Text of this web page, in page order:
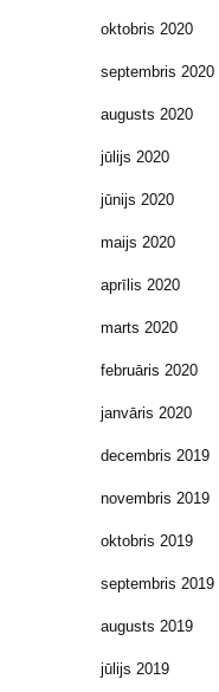
oktobris 2020
septembris 2020
augusts 2020
jūlijs 2020
jūnijs 2020
maijs 2020
aprīlis 2020
marts 2020
februāris 2020
janvāris 2020
decembris 2019
novembris 2019
oktobris 2019
septembris 2019
augusts 2019
jūlijs 2019